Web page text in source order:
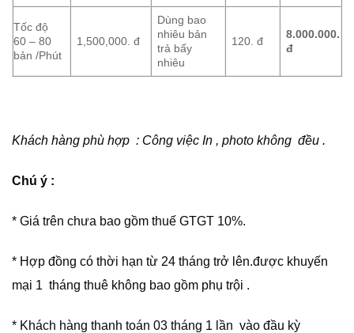
Tốc độ
60 – 80
bản /Phút
1,500,000. đ
Dùng bao
nhiêu bản
trả bấy
nhiêu
120. đ
8.000.000.
đ
Khách hàng phù hợp : Công việc In , photo không đều .
Chú ý :
* Giá trên chưa bao gồm thuế GTGT 10%.
* Hợp đồng có thời hạn từ 24 tháng trở lên.được khuyến
mại 1 tháng thuê không bao gồm phụ trội .
* Khách hàng thanh toán 03 tháng 1 lần vào đầu kỳ